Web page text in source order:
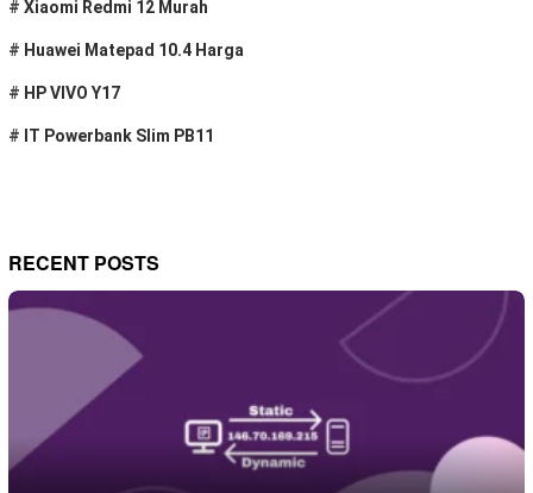
# Xiaomi Redmi 12 Murah
# Huawei Matepad 10.4 Harga
# HP VIVO Y17
# IT Powerbank Slim PB11
RECENT POSTS